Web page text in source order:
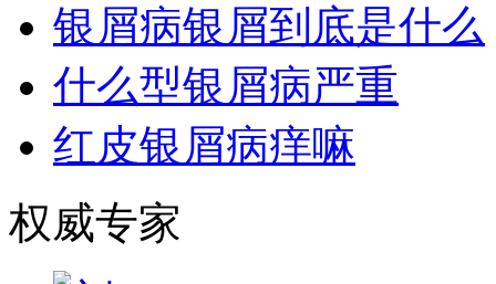
银屑病银屑到底是什么
什么型银屑病严重
红皮银屑病痒嘛
权威专家